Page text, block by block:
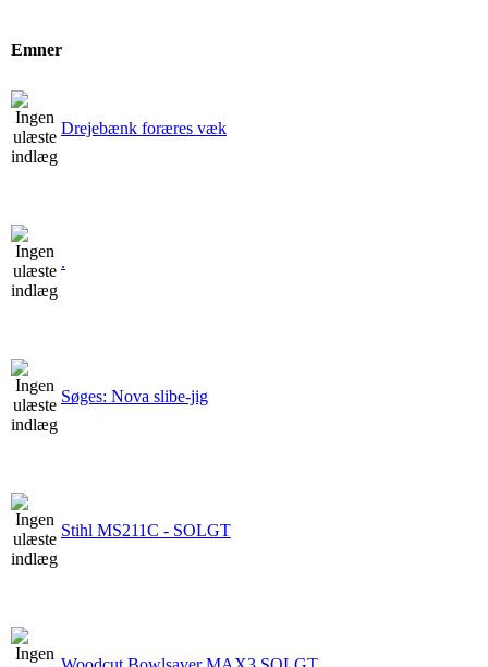
Emner
Drejebænk foræres væk
.
Søges: Nova slibe-jig
Stihl MS211C - SOLGT